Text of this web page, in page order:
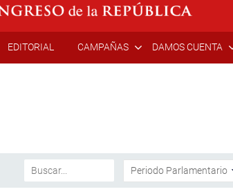
EDITORIAL CAMPAÑAS DAMOS CUENTA